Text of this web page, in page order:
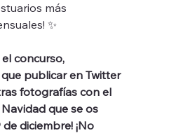
más
✨
concurso,
publicar en Twitter
fotografías con el
que se os
diciembre! ¡No